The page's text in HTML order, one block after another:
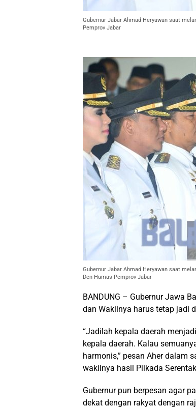
Gubernur Jabar Ahmad Heryawan saat
Pemprov Jabar
Gubernur Jabar Ahmad Heryawan saat
Den Humas Pemprov Jabar
BANDUNG – Gubernur Jawa
dan Wakilnya harus tetap jadi
“Jadilah kepala daerah
kepala daerah. Kalau
harmonis,” pesan Aher dalam
wakilnya hasil Pilkada
Gubernur pun berpesan agar
dekat dengan rakyat dengan